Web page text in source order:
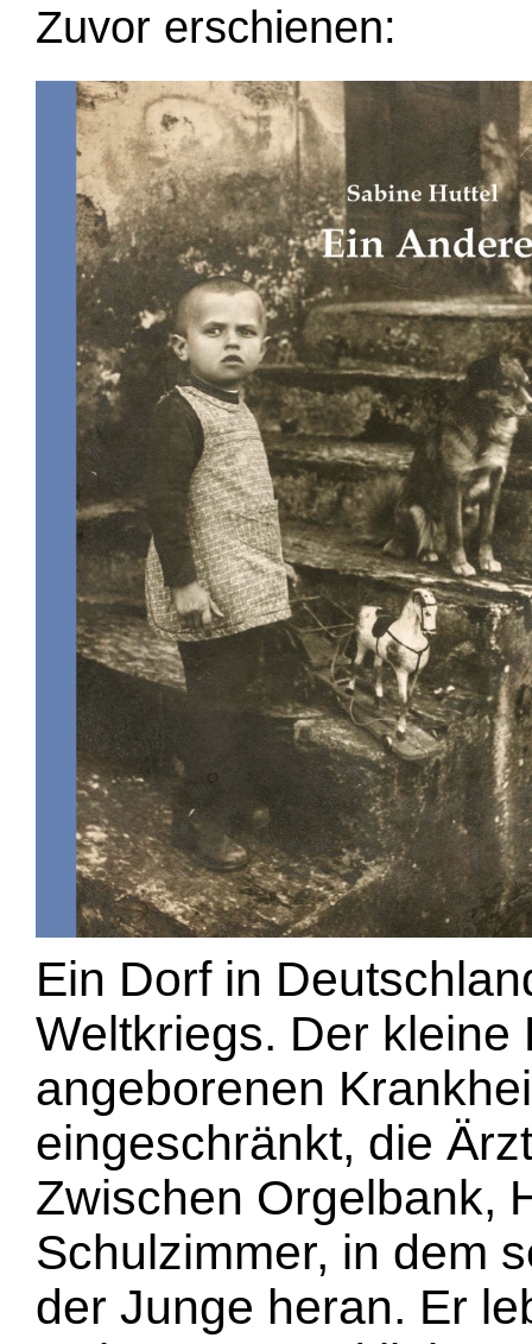
Zuvor erschienen:
Ein Dorf in
Weltkriegs. Der kleine
angeborenen
eingeschränkt, die
Zwischen Orgelbank,
Schulzimmer, in dem
der Junge heran. Er